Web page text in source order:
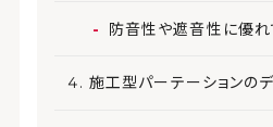
防音性や遮音性に優れ
施工型パーテーションのデ